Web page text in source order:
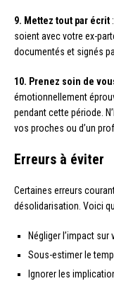
9. Mettez tout par écrit
soient avec votre ex-
documentés et signés
10. Prenez soin de
émotionnellement
pendant cette période.
vos proches ou d’un
Erreurs à éviter
Certaines erreurs
désolidarisation. Voici
Négliger l’impact
Sous-estimer le
Ignorer les